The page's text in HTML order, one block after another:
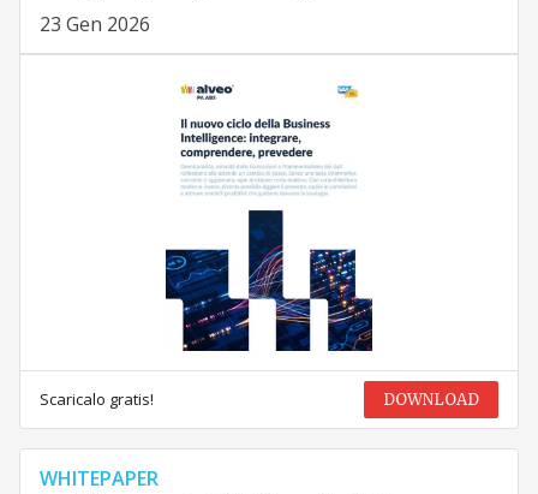
23 Gen 2026
Scaricalo gratis! DOWNLOAD
WHITEPAPER